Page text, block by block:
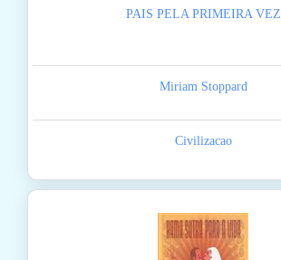
PAIS PELA PRIMEIRA VEZ
Miriam Stoppard
Civilizacao